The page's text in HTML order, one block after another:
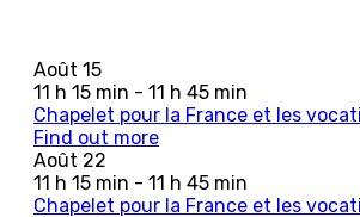
Août 15
11 h 15 min - 11 h 45 min
Chapelet pour la France et les
Find out more
Août 22
11 h 15 min - 11 h 45 min
Chapelet pour la France et les